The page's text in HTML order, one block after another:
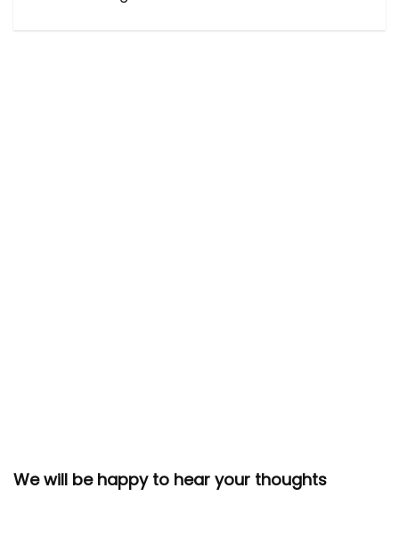
We will be happy to hear your thoughts